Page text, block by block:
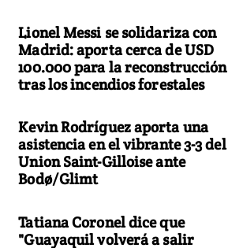
Lionel Messi se solidariza con
Madrid: aporta cerca de USD
100.000 para la reconstrucción
tras los incendios forestales
Kevin Rodríguez aporta una
asistencia en el vibrante 3-3 del
Union Saint-Gilloise ante
Bodø/Glimt
Tatiana Coronel dice que
"Guayaquil volverá a salir